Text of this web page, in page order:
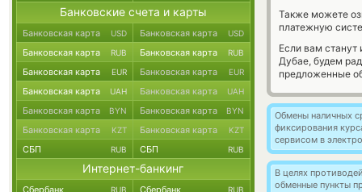
Также можете
платежную
Если вам
Дубае, будем
предложенные
Обмены наличных
фиксирования
сервисом в
В целях
обменные пункты
Банковские счета и карты
Банковская карта USD Банковская карта USD
Банковская карта RUB Банковская карта RUB
Банковская карта EUR Банковская карта EUR
Банковская карта UAH Банковская карта UAH
Банковская карта BYN Банковская карта BYN
Банковская карта KZT Банковская карта KZT
СБП RUB СБП RUB
Интернет-банкинг
Сбербанк RUB Сбербанк RUB